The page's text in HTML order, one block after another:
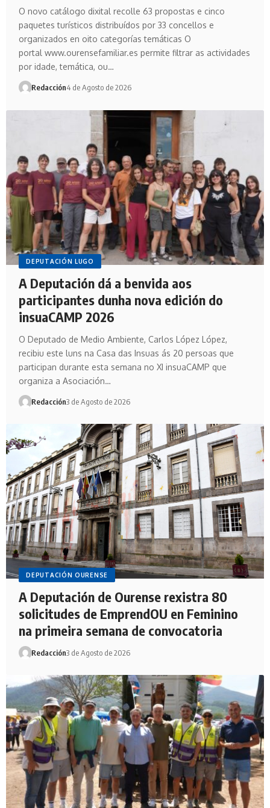
O novo catálogo dixital recolle 63 propostas e cinco
paquetes turísticos distribuídos por 33 concellos e
organizados en oito categorías temáticas O
portal www.ourensefamiliar.es permite filtrar as actividades
por idade, temática, ou…
Redacción4 de Agosto de 2026
DEPUTACIÓN LUGO
A Deputación dá a benvida aos
participantes dunha nova edición do
insuaCAMP 2026
O Deputado de Medio Ambiente, Carlos López López,
recibiu este luns na Casa das Insuas ás 20 persoas que
participan durante esta semana no XI insuaCAMP que
organiza a Asociación…
Redacción3 de Agosto de 2026
DEPUTACIÓN OURENSE
A Deputación de Ourense rexistra 80
solicitudes de EmprendOU en Feminino
na primeira semana de convocatoria
Redacción3 de Agosto de 2026